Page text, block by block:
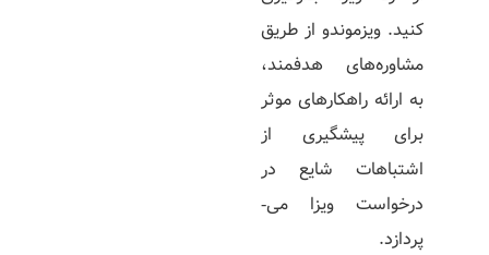
کنید. ویزموندو از طریق
مشاوره‌­های هدفمند،
به ارائه راهکارهای موثر
برای پیشگیری از
اشتباهات شایع در
درخواست ویزا می‌­
پردازد.